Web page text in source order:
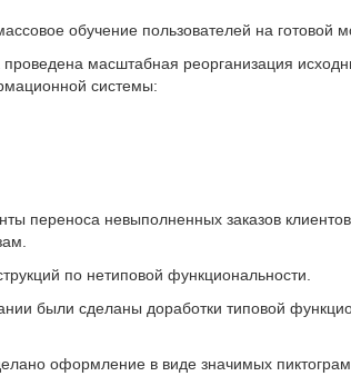
обучение пользователей на готовой
масштабная реорганизация
системы:
переноса невыполненных заказов
по нетиповой функциональности.
были сделаны доработки типовой
оформление в виде значимых